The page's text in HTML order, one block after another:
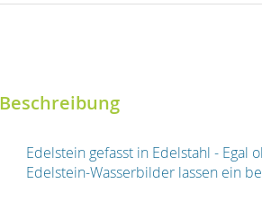
Beschreibung
Edelstein gefasst in Edelstahl - Egal
Edelstein-Wasserbilder lassen ein